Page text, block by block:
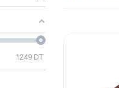
1249 DT